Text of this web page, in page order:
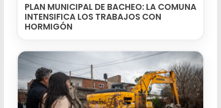
PLAN MUNICIPAL DE BACHEO: LA COMUNA
INTENSIFICA LOS TRABAJOS CON
HORMIGÓN